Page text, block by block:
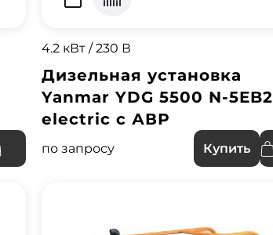
4.2 кВт / 230 В
Дизельная установка
Yanmar YDG 5500 N-5EB2
electric с АВР
по запросу Купить